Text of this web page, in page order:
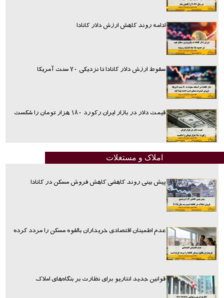
ادامه روند کاهش ارزش دلار کانادا
سقوط ارزش دلار کانادا تا نزدیکی ۷۰ سنت آمریکا
قیمت دلار در بازار ایران رکورد ۱۸۰ هزار تومان را شکست
املاک و مستغلات
پیش بینی روند کاهشی کاهش فروش مسکن در کانادا
عدم اطمینان اقتصادی خریداران بالقوه مسکن را مردد کرده
قوانین جدید انتاریو برای نظارت بر بنگاه‌های املاک